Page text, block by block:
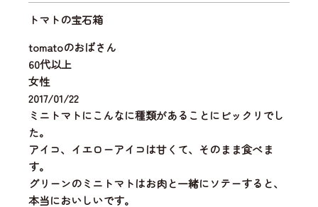
トマトの宝石箱
tomatoのおばさん
60代以上
女性
2017/01/22
ミニトマトにこんなに種類があることにビックリでし
た。
アイコ、イエローアイコは甘くて、そのまま食べま
す。
グリーンのミニトマトはお肉と一緒にソテーすると、
本当においしいです。